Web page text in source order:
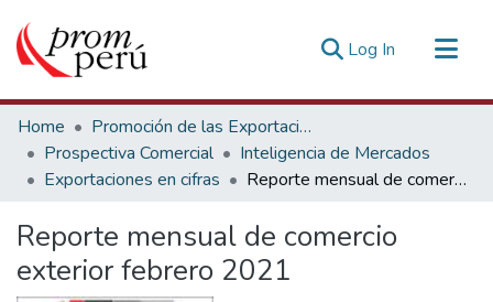
Log In (current)
Communities & Collections
All of DSpace
Statistics
Home
Promoción de las Exportaciones
Prospectiva Comercial
Inteligencia de Mercados
Exportaciones en cifras
Reporte mensual de comercio exterior febrero 2021
Reporte mensual de comercio
exterior febrero 2021